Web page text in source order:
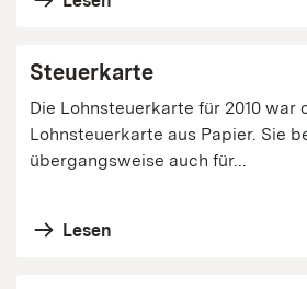
Steuerkarte
Die Lohnsteuerkarte für 2010 war
Lohnsteuerkarte aus Papier. Sie
übergangsweise auch für...
Lesen